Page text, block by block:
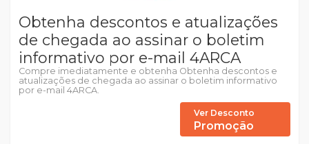
Obtenha descontos e atualizações
de chegada ao assinar o boletim
informativo por e-mail 4ARCA
Compre imediatamente e obtenha Obtenha descontos e
atualizações de chegada ao assinar o boletim informativo
por e-mail 4ARCA.
Ver Desconto
Promoção